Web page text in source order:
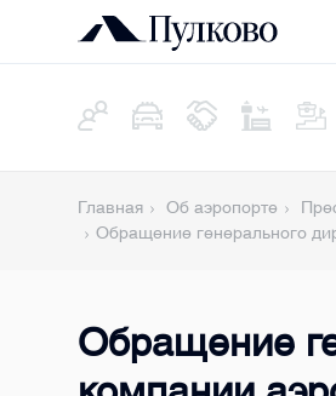
Главная Об аэропорте
Обращение генерального
Обращение